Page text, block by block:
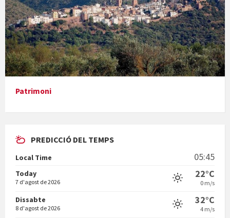
Presentació del llibre &quot;La mare&quot;, d'Emma Zafon
En Bum
Patrimoni
PREDICCIÓ DEL TEMPS
Local Time 05:45
Today
7 d'agost de 2026
22°C
0 m/s
Dissabte
8 d'agost de 2026
32°C
4 m/s